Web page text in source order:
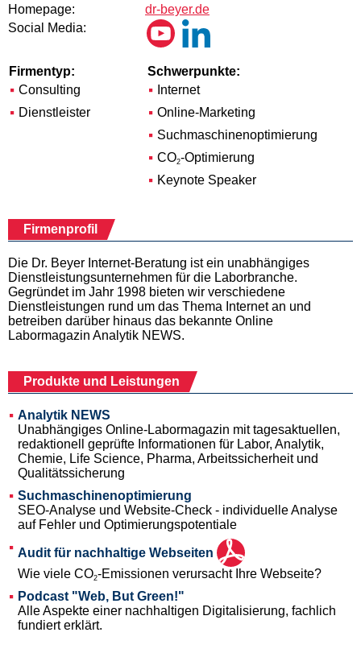
Homepage:
dr-beyer.de
Social Media:
Firmentyp:
Consulting
Dienstleister
Schwerpunkte:
Internet
Online-Marketing
Suchmaschinenoptimierung
CO2-Optimierung
Keynote Speaker
Firmenprofil
Die Dr. Beyer Internet-Beratung ist ein unabhängiges
Dienstleistungsunternehmen für die Laborbranche.
Gegründet im Jahr 1998 bieten wir verschiedene
Dienstleistungen rund um das Thema Internet an und
betreiben darüber hinaus das bekannte Online
Labormagazin Analytik NEWS.
Produkte und Leistungen
Analytik NEWS
Unabhängiges Online-Labormagazin mit tagesaktuellen,
redaktionell geprüfte Informationen für Labor, Analytik,
Chemie, Life Science, Pharma, Arbeitssicherheit und
Qualitätssicherung
Suchmaschinenoptimierung
SEO-Analyse und Website-Check - individuelle Analyse
auf Fehler und Optimierungspotentiale
Audit für nachhaltige Webseiten
Wie viele CO2-Emissionen verursacht Ihre Webseite?
Podcast "Web, But Green!"
Alle Aspekte einer nachhaltigen Digitalisierung, fachlich
fundiert erklärt.